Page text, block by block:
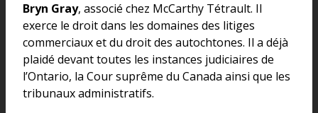
Bryn Gray, associé chez McCarthy Tétrault. Il
exerce le droit dans les domaines des litiges
commerciaux et du droit des autochtones. Il a déjà
plaidé devant toutes les instances judiciaires de
l’Ontario, la Cour suprême du Canada ainsi que les
tribunaux administratifs.